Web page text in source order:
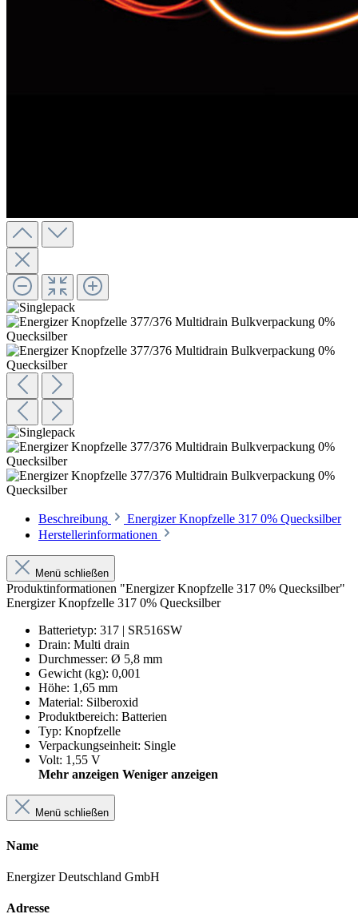
Beschreibung
Energizer Knopfzelle 317 0% Quecksilber
Herstellerinformationen
Menü schließen
Produktinformationen "Energizer Knopfzelle 317 0% Quecksilber"
Energizer Knopfzelle 317 0% Quecksilber
Batterietyp: 317 | SR516SW
Drain: Multi drain
Durchmesser: Ø 5,8 mm
Gewicht (kg): 0,001
Höhe: 1,65 mm
Material: Silberoxid
Produktbereich: Batterien
Typ: Knopfzelle
Verpackungseinheit: Single
Volt: 1,55 V
Mehr anzeigen Weniger anzeigen
Menü schließen
Name
Energizer Deutschland GmbH
Adresse